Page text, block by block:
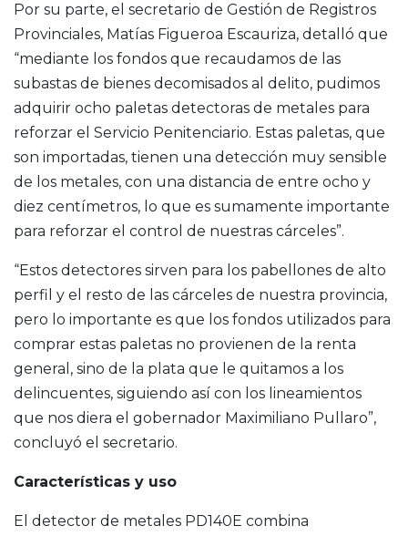
Por su parte, el secretario de Gestión de Registros
Provinciales, Matías Figueroa Escauriza, detalló que
“mediante los fondos que recaudamos de las
subastas de bienes decomisados al delito, pudimos
adquirir ocho paletas detectoras de metales para
reforzar el Servicio Penitenciario. Estas paletas, que
son importadas, tienen una detección muy sensible
de los metales, con una distancia de entre ocho y
diez centímetros, lo que es sumamente importante
para reforzar el control de nuestras cárceles”.
“Estos detectores sirven para los pabellones de alto
perfil y el resto de las cárceles de nuestra provincia,
pero lo importante es que los fondos utilizados para
comprar estas paletas no provienen de la renta
general, sino de la plata que le quitamos a los
delincuentes, siguiendo así con los lineamientos
que nos diera el gobernador Maximiliano Pullaro”,
concluyó el secretario.
Características y uso
El detector de metales PD140E combina